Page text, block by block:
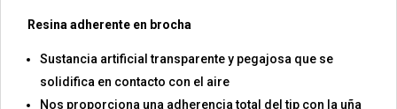
Resina adherente en brocha
Sustancia artificial transparente y pegajosa que se
solidifica en contacto con el aire
Nos proporciona una adherencia total del tip con la uña